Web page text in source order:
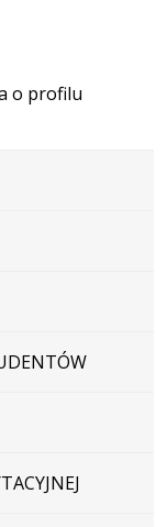
o profilu